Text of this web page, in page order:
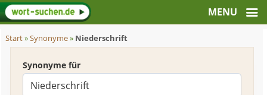
Start»Synonyme» Niederschrift
Synonyme für